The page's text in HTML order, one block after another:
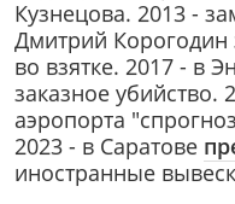
Кузнецова. 2013 -
Дмитрий
во взятке. 2017 - в
заказное убийство.
аэропорта
2023 - в Саратове
иностранные